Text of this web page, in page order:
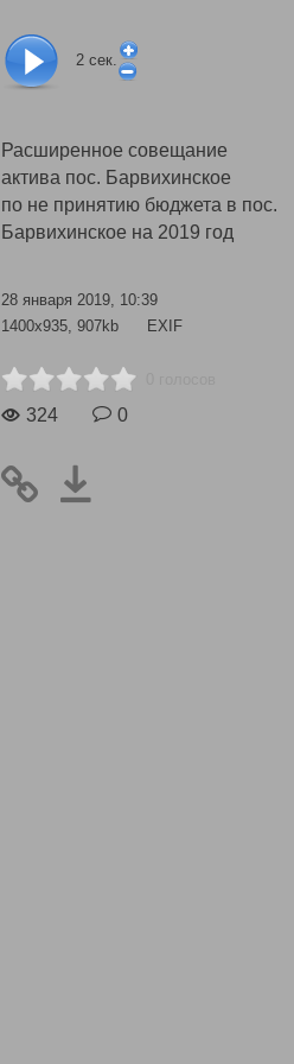
2 сек.
Расширенное совещание
актива пос. Барвихинское
по не принятию бюджета в пос.
Барвихинское на 2019 год
28 января 2019, 10:39
1400x935, 907kb
EXIF
324 0